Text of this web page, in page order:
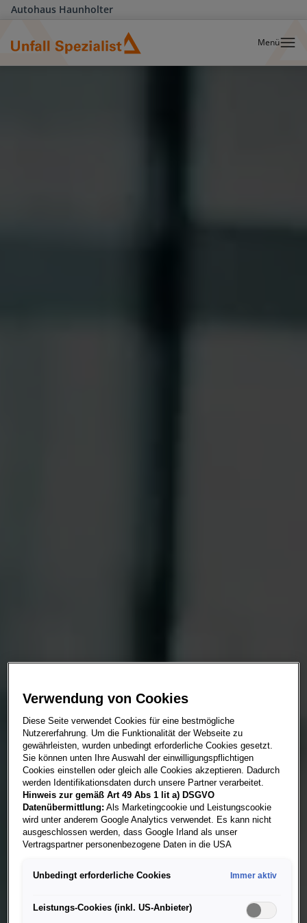
Autohaus Haunholter
Menü
Verwendung von Cookies
Diese Seite verwendet Cookies für eine bestmögliche
Nutzererfahrung. Um die Funktionalität der Webseite zu
gewährleisten, wurden unbedingt erforderliche Cookies gesetzt.
Sie können unten Ihre Auswahl der einwilligungspflichtigen
Cookies einstellen oder gleich alle Cookies akzeptieren. Dadurch
werden Identifikationsdaten durch unsere Partner verarbeitet.
Hinweis zur gemäß Art 49 Abs 1 lit a) DSGVO
Datenübermittlung: Als Marketingcookie und Leistungscookie
wird unter anderem Google Analytics verwendet. Es kann nicht
ausgeschlossen werden, dass Google Irland als unser
Vertragspartner personenbezogene Daten in die USA
besteht kein der Europäischen Union der Sache nach
gleichwertiges Datenschutzniveau und es fehlt an einem
Hieraus können sich für Sie Risiken ergeben, weil Sie Ihre Rechte
als Betroffener in den USA nicht wirksam durchsetzen können, in
Unbedingt erforderliche Cookies Immer aktiv
Leistungs-Cookies (inkl. US-Anbieter)